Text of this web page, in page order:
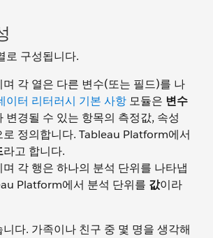
로 구성됩니다.
며 각 열은 다른 변수(또는 필드)를 나
이터 리터러시 기본 사항 모듈은 변수
변경될 수 있는 항목의 측정값, 속성
로 정의합니다. Tableau Platform에서
라고 합니다.
며 각 행은 하나의 분석 단위를 나타냅
Platform에서 분석 단위를 값이라
다. 가족이나 친구 중 몇 명을 생각해